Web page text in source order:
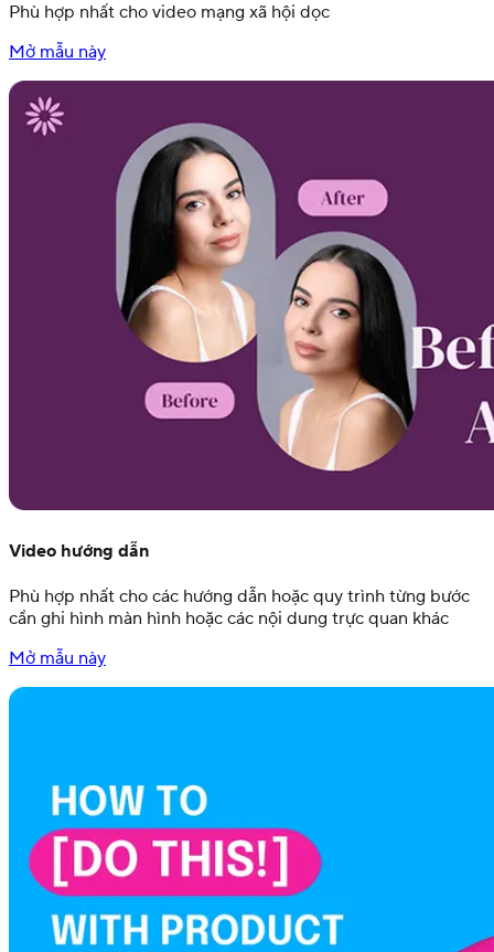
Phù hợp nhất cho video mạng xã hội dọc
Mở mẫu này
Video hướng dẫn
Phù hợp nhất cho các hướng dẫn hoặc quy trình từng bước
cần ghi hình màn hình hoặc các nội dung trực quan khác
Mở mẫu này